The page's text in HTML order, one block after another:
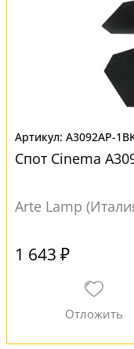
A3092AP-
Спот Cinema
Arte Lamp
1 643 ₽